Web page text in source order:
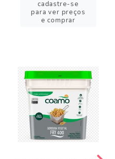
cadastre-se
para ver preços
e comprar